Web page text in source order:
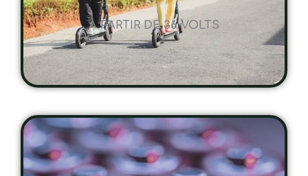
A PARTIR DE 36 VOLTS